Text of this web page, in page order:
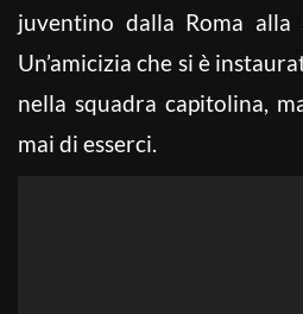
juventino dalla Roma alla
Un’amicizia che si è
nella squadra capitolina,
mai di esserci.